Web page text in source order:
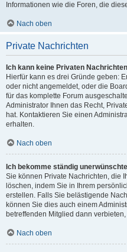
Informationen wie die Foren, die
Nach oben
Private Nachrichten
Ich kann keine Privaten
Hierfür kann es drei Gründe geben:
oder nicht angemeldet, oder die
für das komplette Forum
Administrator Ihnen das Recht,
hat. Kontaktieren Sie einen
erhalten.
Nach oben
Ich bekomme ständig
Sie können Private Nachrichten, die
löschen, indem Sie in Ihrem
erstellen. Falls Sie belästigende
können Sie dies auch einem
betreffenden Mitglied dann
Nach oben